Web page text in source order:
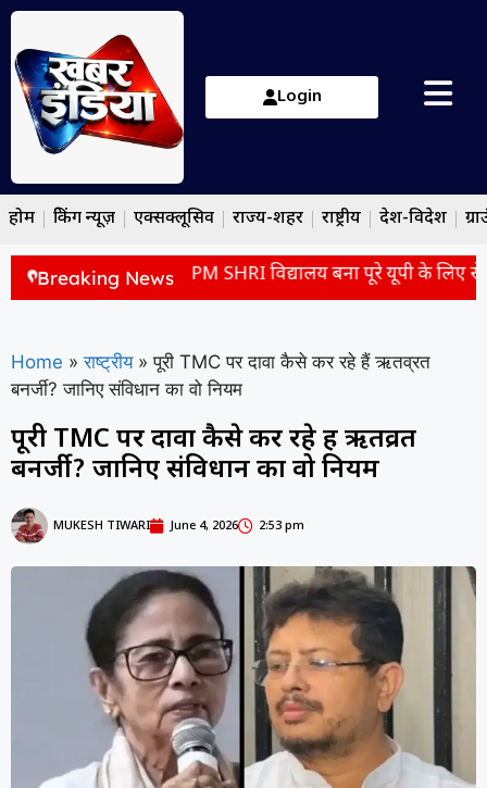
Login
होम ब्रेकिंग न्यूज़ एक्सक्लूसिव राज्य-शहर राष्ट्रीय देश-विदेश
Breaking News
पहचान! देवरिया का PM SHRI विद्यालय बना पूरे यूपी के लिए रोल
Home » राष्ट्रीय » पूरी TMC पर दावा कैसे कर रहे हैं ऋतव्रत
बनर्जी? जानिए संविधान का वो नियम
पूरी TMC पर दावा कैसे कर रहे हैं ऋतव्रत
बनर्जी? जानिए संविधान का वो नियम
MUKESH TIWARI June 4, 2026 2:53 pm